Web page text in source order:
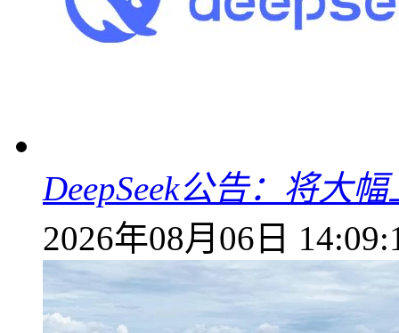
DeepSeek公告：将大
2026年08月06日